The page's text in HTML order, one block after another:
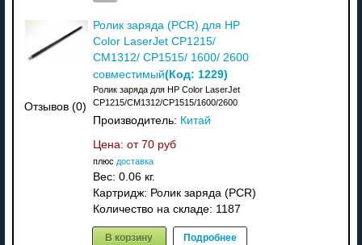
Отзывов (0)
Ролик заряда (PCR) для HP
Color LaserJet CP1215/
CM1312/ CP1515/ 1600/ 2600
совместимый(Код: 1229)
Ролик заряда для HP Color LaserJet
CP1215/CM1312/CP1515/1600/2600
Производитель: Китай
Цена: от 70 руб
плюс доставка
Вес: 0.06 кг.
Картридж: Ролик заряда (PCR)
Количество на складе: 1187
В корзину Подробнее